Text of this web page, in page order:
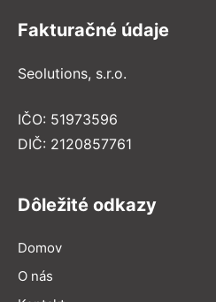
Fakturačné údaje
Seolutions, s.r.o.
IČO: 51973596
DIČ: 2120857761
Dôležité odkazy
Domov
O nás